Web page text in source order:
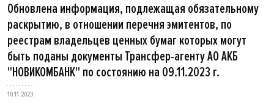
Обновлена информация, подлежащая обязательному
раскрытию, в отношении перечня эмитентов, по
реестрам владельцев ценных бумаг которых могут
быть поданы документы Трансфер-агенту АО АКБ
"НОВИКОМБАНК" по состоянию на 09.11.2023 г.
10.11.2023